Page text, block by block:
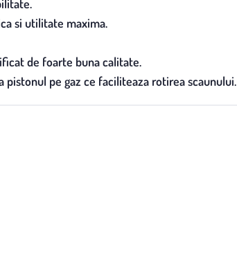
si utilitate maxima.
de foarte buna calitate.
pe gaz ce faciliteaza rotirea scaunului.